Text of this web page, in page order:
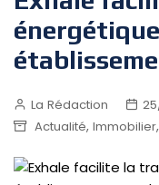
La Rédaction
Actualité, Immobilier,